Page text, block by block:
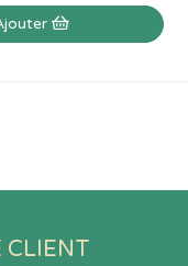
CLIENT